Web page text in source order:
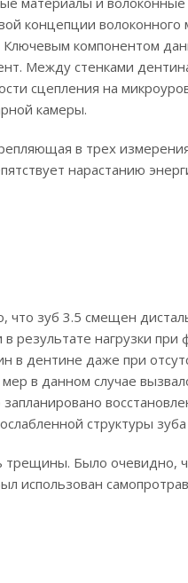
концепции волоконного
компонентом
Между стенками
сцепления на
камеры.
в трех
нарастанию
зуб 3.5 смещен
нагрузки
дентине даже при
в данном случае
структуры
Было очевидно,
использован